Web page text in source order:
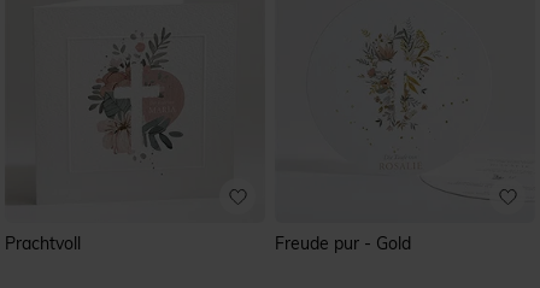
Prachtvoll Freude pur - Gold